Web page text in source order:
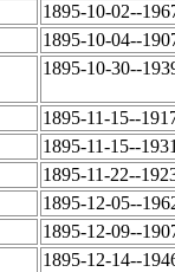
1895-10-02--
1895-10-04--
1895-10-30--
1895-11-15--
1895-11-15--
1895-11-22--
1895-12-05--
1895-12-09--
1895-12-14--